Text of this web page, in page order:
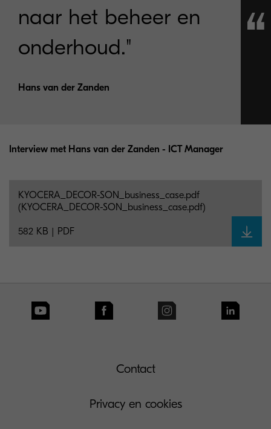
naar het beheer en
onderhoud."
Hans van der Zanden
Interview met Hans van der Zanden - ICT Manager
KYOCERA_DECOR-SON_business_case.pdf
(KYOCERA_DECOR-SON_business_case.pdf)
582 KB | PDF
Contact
Privacy en cookies